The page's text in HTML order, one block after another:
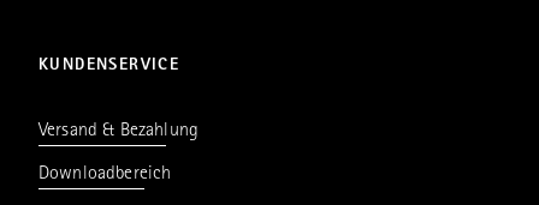
KUNDENSERVICE
Versand & Bezahlung
Downloadbereich